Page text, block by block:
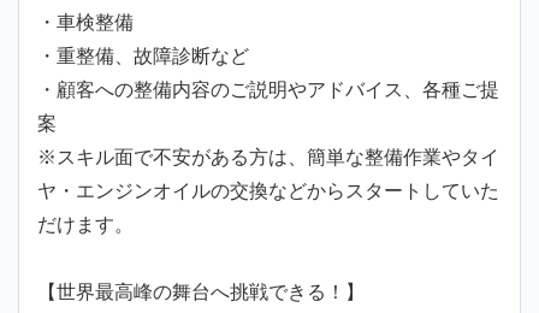
・車検整備
・重整備、故障診断など
・顧客への整備内容のご説明やアドバイス、各種ご提
案
※スキル面で不安がある方は、簡単な整備作業やタイ
ヤ・エンジンオイルの交換などからスタートしていた
だけます。
【世界最高峰の舞台へ挑戦できる！】